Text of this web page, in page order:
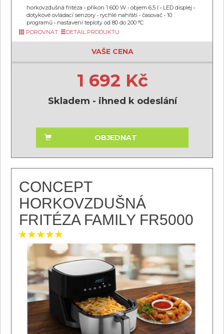
horkovzdušná fritéza • příkon 1 600 W • objem 6,5 l • LED displej •
dotykové ovládací senzory • rychlé nahřátí • časovač • 10
programů • nastavení teploty od 80 do 200 °C
POROVNAT
DETAIL PRODUKTU
VAŠE CENA
1 692 Kč
Skladem - ihned k odeslání
OBJEDNAT
CONCEPT
HORKOVZDUŠNÁ
FRITÉZA FAMILY FR5000